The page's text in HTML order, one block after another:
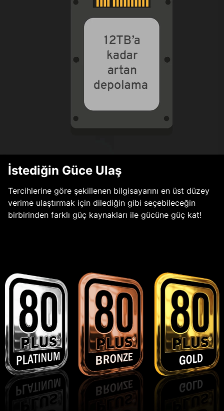
İstediğin Güce Ulaş
Tercihlerine göre şekillenen bilgisayarını en üst düzey
verime ulaştırmak için dilediğin gibi seçebileceğin
birbirinden farklı güç kaynakları ile gücüne güç kat!